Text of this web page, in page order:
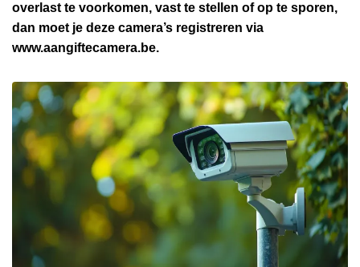
overlast te voorkomen, vast te stellen of op te sporen,
dan moet je deze camera’s registreren via
www.aangiftecamera.be.